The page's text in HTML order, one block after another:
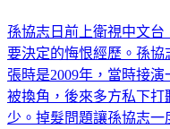
孫協志日前上衛視中文
要決定的悔恨經歷。孫
張時是2009年，當時接
被換角，後來多方私下
少。掉髮問題讓孫協志